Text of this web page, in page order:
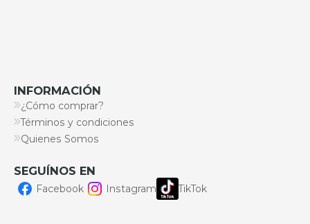
INFORMACIÓN
¿Cómo comprar?
Términos y condiciones
Quienes Somos
SEGUÍNOS EN
Facebook Instagram TikTok